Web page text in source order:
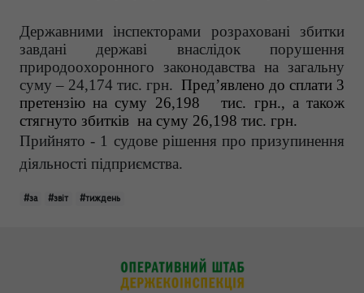
Державними інспекторами розраховані збитки
завдані державі внаслідок порушення
природоохоронного законодавства на загальну
суму – 24,174 тис. грн. Пред’явлено до сплати 3
претензію на суму 26,198
тис. грн., а також
стягнуто збитків на суму 26,198 тис. грн.
Прийнято - 1 судове рішення про призупинення
діяльності підприємства.
#за #звіт #тиждень